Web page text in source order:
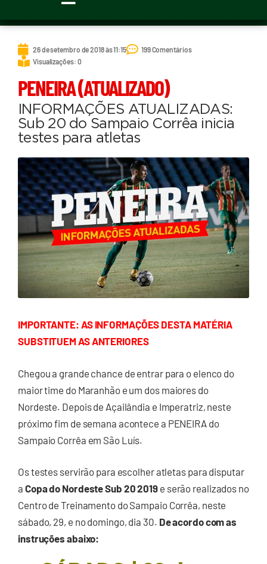
26 de setembro de 2018 às 11:15
199 Comentários
Visualizações: 0
PENEIRA (ATUALIZADO)
INFORMAÇÕES ATUALIZADAS:
Sub 20 do Sampaio Corrêa inicia
testes para atletas
IMPORTANTE: AS INFORMAÇÕES DESTA MATÉRIA
SUBSTITUEM AS ANTERIORES
Chegou a grande chance de entrar para o elenco do
maior time do Maranhão e um dos maiores do
Nordeste. Depois de Açailândia e Imperatriz, neste
próximo fim de semana acontece a PENEIRA do
Sampaio Corrêa em São Luís.
Os testes servirão para escolher atletas para disputar
a Copa do Nordeste Sub 20 2019 e serão realizados no
Centro de Treinamento do Sampaio Corrêa, neste
sábado, 29, e no domingo, dia 30. De acordo com as
instruções abaixo: